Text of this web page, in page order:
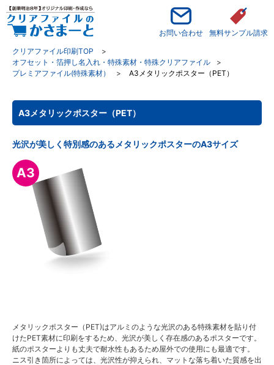
お問い合わせ
無料サンプル請求
クリアファイル印刷TOP
オフセット・箔押し名入れ・特殊素材・特殊クリアファイル
プレミアファイル(特殊素材）
A3メタリックポスター（PET）
A3メタリックポスター（PET）
光沢が美しく特別感のあるメタリックポスターのA3サイズ
A3
メタリックポスター（PET)はアルミのような光沢のある特殊素材を貼り付
けたPET素材に印刷をするため、光沢が美しく存在感のあるポスターです。
紙のポスターよりも丈夫で耐水性もあるため屋外での使用にも最適です。
ニス引き箇所によっては、光沢性が抑えられ、マットな落ち着いた質感を出